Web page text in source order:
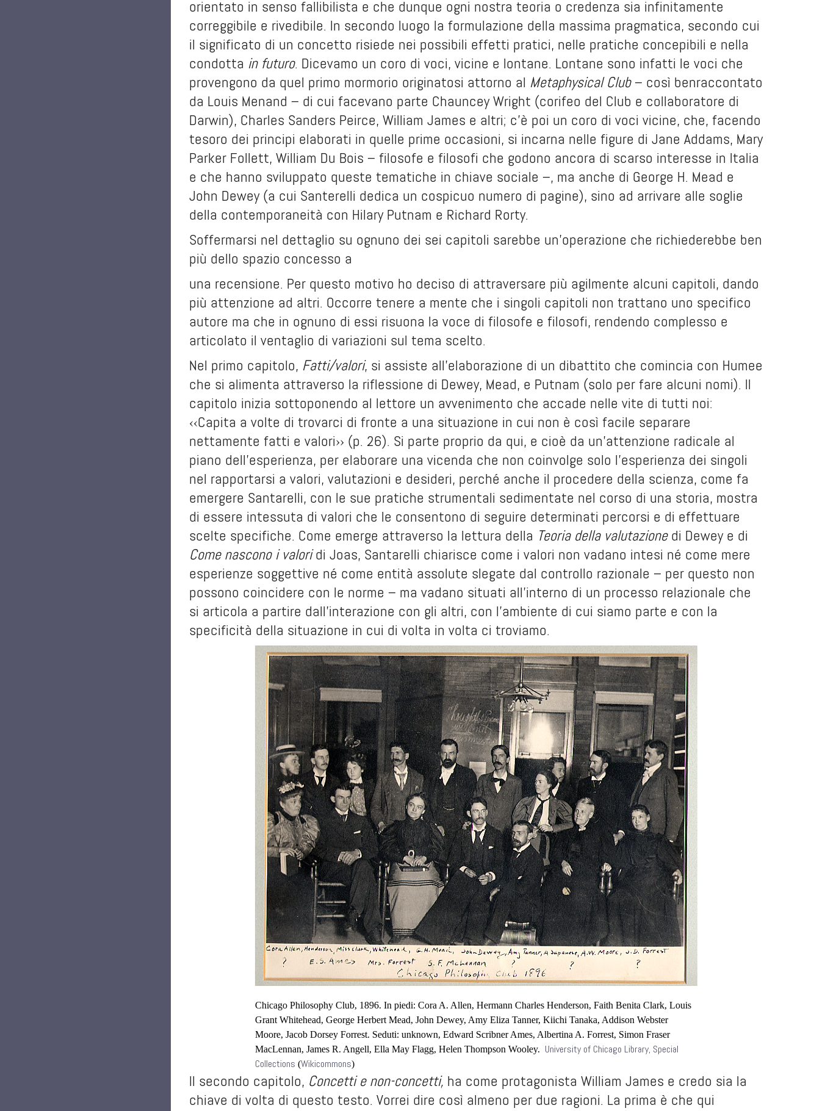
orientato in senso fallibilista e che dunque ogni nostra teoria o credenza sia infinitamente
correggibile e rivedibile. In secondo luogo la formulazione della massima pragmatica, secondo cui
il significato di un concetto risiede nei possibili effetti pratici, nelle pratiche concepibili e nella
condotta in futuro. Dicevamo un coro di voci, vicine e lontane. Lontane sono infatti le voci che
provengono da quel primo mormorio originatosi attorno al Metaphysical Club– così benraccontato
da Louis Menand – di cui facevano parte Chauncey Wright (corifeo del Club e collaboratore di
Darwin), Charles Sanders Peirce, William James e altri; c’è poi un coro di voci vicine, che, facendo
tesoro dei principi elaborati in quelle prime occasioni, si incarna nelle figure di Jane Addams, Mary
Parker Follett, William Du Bois – filosofe e filosofi che godono ancora di scarso interesse in Italia
e che hanno sviluppato queste tematiche in chiave sociale –, ma anche di George H. Mead e
John Dewey (a cui Santerelli dedica un cospicuo numero di pagine), sino ad arrivare alle soglie
della contemporaneità con Hilary Putnam e Richard Rorty.
Soffermarsi nel dettaglio su ognuno dei sei capitoli sarebbe un’operazione che richiederebbe ben
più dello spazio concesso a
una recensione. Per questo motivo ho deciso di attraversare più agilmente alcuni capitoli, dando
più attenzione ad altri. Occorre tenere a mente che i singoli capitoli non trattano uno specifico
autore ma che in ognuno di essi risuona la voce di filosofe e filosofi, rendendo complesso e
articolato il ventaglio di variazioni sul tema scelto.
Nel primo capitolo, Fatti/valori, si assiste all’elaborazione di un dibattito che comincia con Humee
che si alimenta attraverso la riflessione di Dewey, Mead, e Putnam (solo per fare alcuni nomi). Il
capitolo inizia sottoponendo al lettore un avvenimento che accade nelle vite di tutti noi:
‹‹Capita a volte di trovarci di fronte a una situazione in cui non è così facile separare
nettamente fatti e valori›› (p. 26). Si parte proprio da qui, e cioè da un’attenzione radicale al
piano dell’esperienza, per elaborare una vicenda che non coinvolge solo l’esperienza dei singoli
nel rapportarsi a valori, valutazioni e desideri, perché anche il procedere della scienza, come fa
emergere Santarelli, con le sue pratiche strumentali sedimentate nel corso di una storia, mostra
di essere intessuta di valori che le consentono di seguire determinati percorsi e di effettuare
scelte specifiche. Come emerge attraverso la lettura della Teoria della valutazionedi Dewey e di
Come nascono i valoridi Joas, Santarelli chiarisce come i valori non vadano intesi né come mere
esperienze soggettive né come entità assolute slegate dal controllo razionale – per questo non
possono coincidere con le norme – ma vadano situati all’interno di un processo relazionale che
si articola a partire dall’interazione con gli altri, con l’ambiente di cui siamo parte e con la
specificità della situazione in cui di volta in volta ci troviamo.
Chicago Philosophy Club, 1896. In piedi: Cora A. Allen, Hermann Charles Henderson, Faith Benita Clark, Louis
Grant Whitehead, George Herbert Mead, John Dewey, Amy Eliza Tanner, Kiichi Tanaka, Addison Webster
Moore, Jacob Dorsey Forrest. Seduti: unknown, Edward Scribner Ames, Albertina A. Forrest, Simon Fraser
MacLennan, James R. Angell, Ella May Flagg, Helen Thompson Wooley. University of Chicago Library, Special
Collections (Wikicommons)
Il secondo capitolo, Concetti e non-concetti, ha come protagonista William James e credo sia la
chiave di volta di questo testo. Vorrei dire così almeno per due ragioni. La prima è che qui